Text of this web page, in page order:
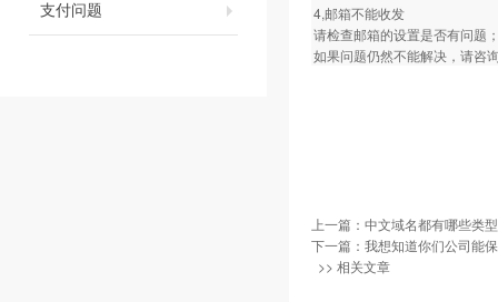
支付问题
4,邮箱不能收发
请检查邮箱的设置是否有问题
如果问题仍然不能解决，请咨
上一篇： 中文域名都有哪些类
下一篇： 我想知道你们公司能
>> 相关文章